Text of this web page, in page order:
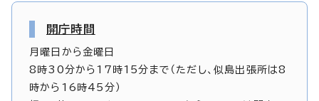
開庁時間
月曜日から金曜日
8時30分から17時15分まで（ただし、似島出張所は8
時から16時45分）